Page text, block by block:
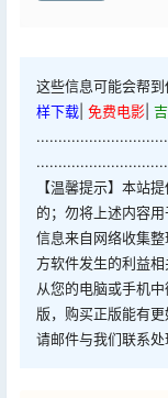
这些信息可能会帮
样下载 免费电影
【温馨提示】本站
的；勿将上述内容
信息来自网络收集
方软件发生的利益
从您的电脑或手机
版，购买正版能有
请邮件与我们联系